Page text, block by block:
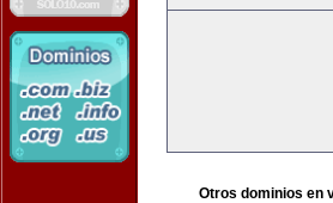
Otros dominios en